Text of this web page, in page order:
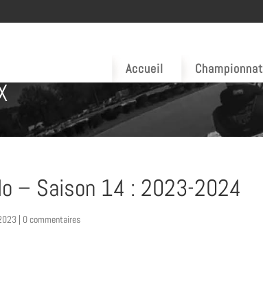
Accueil Championnat
– Saison 14 : 2023-2024
| 0 commentaires